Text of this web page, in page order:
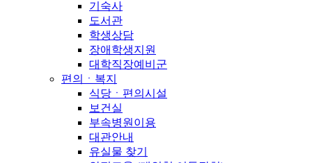
기숙사
도서관
학생상담
장애학생지원
대학직장예비군
편의ㆍ복지
식당ㆍ편의시설
보건실
부속병원이용
대관안내
유실물 찾기